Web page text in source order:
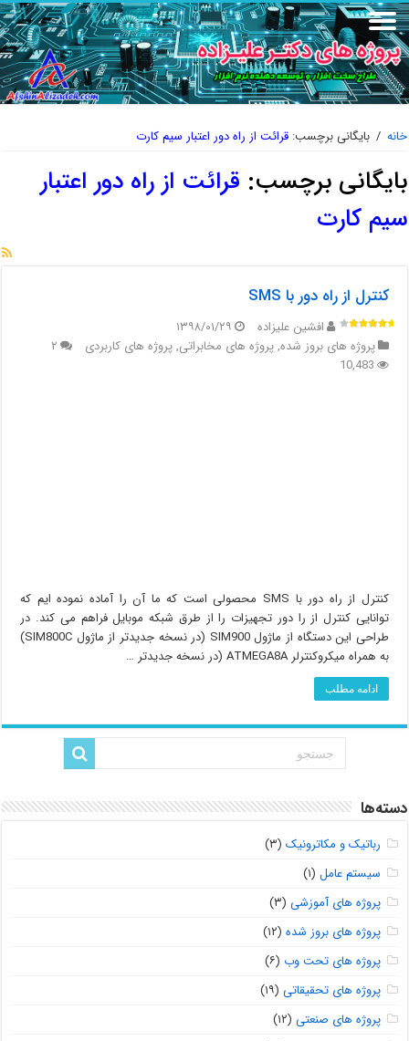
خانه / بایگانی برچسب:قرائت از راه دور اعتبار سیم کارت
بایگانی برچسب: قرائت از راه دور اعتبار
سیم کارت
کنترل از راه دور با SMS
افشین علیزاده
۱۳۹۸/۰۱/۲۹
پروژه های بروز شده,پروژه های مخابراتی,پروژه های کاربردی
۲
10,483
کنترل از راه دور با SMS محصولی است که ما آن را آماده نموده ایم که
توانایی کنترل از را دور تجهیزات را از طرق شبکه موبایل فراهم می کند. در
طراحی این دستگاه از ماژول SIM900 (در نسخه جدیدتر از ماژول SIM800C)
به همراه میکروکنترلر ATMEGA8A (در نسخه جدیدتر …
ادامه مطلب
دسته‌ها
رباتیک و مکاترونیک (۳)
سیستم عامل (۱)
پروژه های آموزشی (۳)
پروژه های بروز شده (۱۲)
پروژه های تحت وب (۶)
پروژه های تحقیقاتی (۱۹)
پروژه های صنعتی (۱۲)